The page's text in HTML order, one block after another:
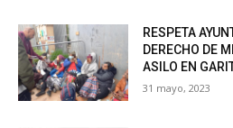
RESPETA
DERECHO DE
ASILO EN
31 mayo, 2023